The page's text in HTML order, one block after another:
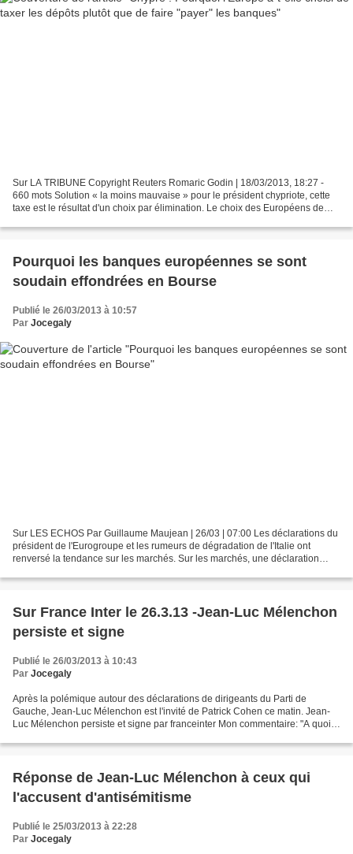
Sur LA TRIBUNE Copyright Reuters Romaric Godin | 18/03/2013, 18:27 -
660 mots Solution « la moins mauvaise » pour le président chypriote, cette
taxe est le résultat d'un choix par élimination. Le choix des Européens de
Pourquoi les banques européennes se sont
soudain effondrées en Bourse
Publié le 26/03/2013 à 10:57
Par Jocegaly
Sur LES ECHOS Par Guillaume Maujean | 26/03 | 07:00 Les déclarations du
président de l'Eurogroupe et les rumeurs de dégradation de l'Italie ont
renversé la tendance sur les marchés. Sur les marchés, une déclaration
Sur France Inter le 26.3.13 -Jean-Luc Mélenchon
persiste et signe
Publié le 26/03/2013 à 10:43
Par Jocegaly
Après la polémique autour des déclarations de dirigeants du Parti de
Gauche, Jean-Luc Mélenchon est l'invité de Patrick Cohen ce matin. Jean-
Luc Mélenchon persiste et signe par franceinter Mon commentaire: "A quoi
Réponse de Jean-Luc Mélenchon à ceux qui
l'accusent d'antisémitisme
Publié le 25/03/2013 à 22:28
Par Jocegaly